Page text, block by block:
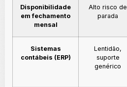
Disponibilidade
em fechamento
mensal
Alto risco de
parada
Sistemas
contábeis (ERP)
Lentidão,
suporte
genérico